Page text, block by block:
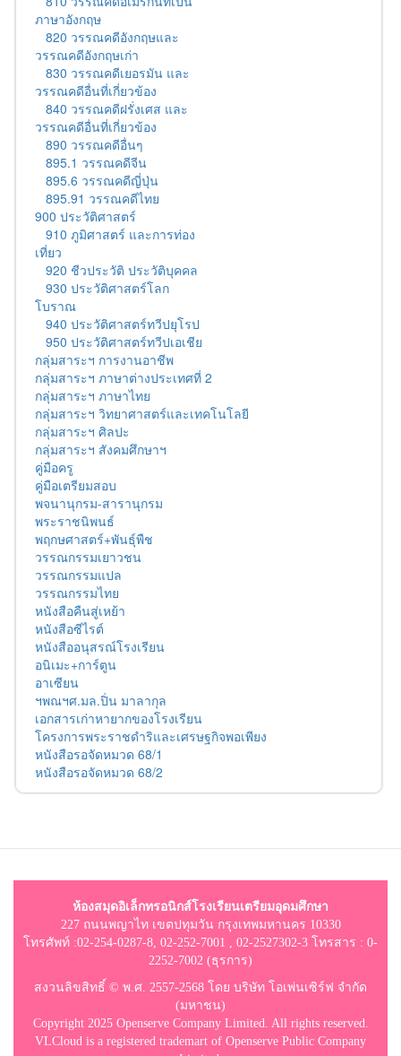
ภาษาอังกฤษ
820 วรรณคดีอังกฤษและ
วรรณคดีอังกฤษเก่า
830 วรรณคดีเยอรมัน และ
วรรณคดีอื่นที่เกี่ยวข้อง
840 วรรณคดีฝรั่งเศส และ
วรรณคดีอื่นที่เกี่ยวข้อง
890 วรรณคดีอื่นๆ
895.1 วรรณคดีจีน
895.6 วรรณคดีญี่ปุ่น
895.91 วรรณคดีไทย
900 ประวัติศาสตร์
910 ภูมิศาสตร์ และการท่อง
เที่ยว
920 ชีวประวัติ ประวัติบุคคล
930 ประวัติศาสตร์โลก
โบราณ
940 ประวัติศาสตร์ทวีปยุโรป
950 ประวัติศาสตร์ทวีปเอเชีย
กลุ่มสาระฯ การงานอาชีพ
กลุ่มสาระฯ ภาษาต่างประเทศที่ 2
กลุ่มสาระฯ ภาษาไทย
กลุ่มสาระฯ วิทยาศาสตร์และเทคโนโลยี
กลุ่มสาระฯ ศิลปะ
กลุ่มสาระฯ สังคมศึกษาฯ
คู่มือครู
คู่มือเตรียมสอบ
พจนานุกรม-สารานุกรม
พระราชนิพนธ์
พฤกษศาสตร์+พันธุ์พืช
วรรณกรรมเยาวชน
วรรณกรรมแปล
วรรณกรรมไทย
หนังสือคืนสู่เหย้า
หนังสือซีไรต์
หนังสืออนุสรณ์โรงเรียน
อนิเมะ+การ์ตูน
อาเซียน
ฯพณฯศ.มล.ปิ่น มาลากุล
เอกสารเก่าหายากของโรงเรียน
โครงการพระราชดำริและเศรษฐกิจพอเพียง
หนังสือรอจัดหมวด 68/1
หนังสือรอจัดหมวด 68/2
ห้องสมุดอิเล็กทรอนิกส์โรงเรียนเตรียมอุดมศึกษา
227 ถนนพญาไท เขตปทุมวัน กรุงเทพมหานคร 10330
โทรศัพท์ :02-254-0287-8, 02-252-7001 , 02-2527302-3 โทรสาร : 0-
2252-7002 (ธุรการ)
สงวนลิขสิทธิ์ © พ.ศ. 2557-2568 โดย บริษัท โอเพ่นเซิร์ฟ จำกัด
(มหาชน)
Copyright 2025 Openserve Company Limited. All rights reserved.
VLCloud is a registered trademart of Openserve Public Company